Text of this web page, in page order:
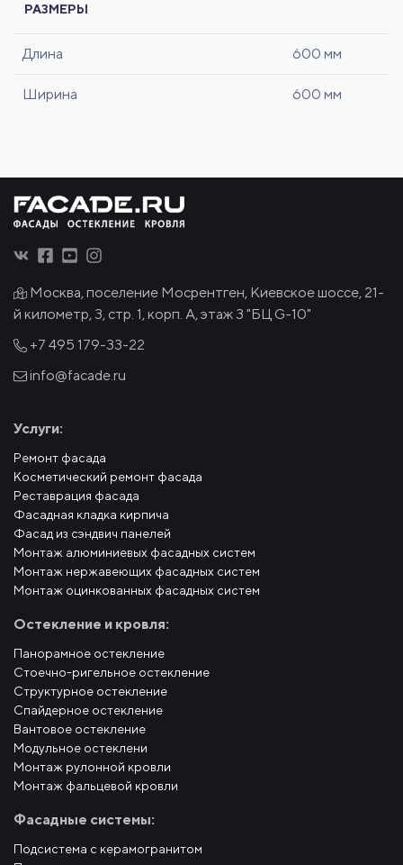
РАЗМЕРЫ
Длина 600 мм
Ширина 600 мм
Москва, поселение Мосрентген, Киевское шоссе, 21-
й километр, 3, стр. 1, корп. А, этаж 3 "БЦ G-10"
+7 495 179-33-22
info@facade.ru
Услуги:
Ремонт фасада
Косметический ремонт фасада
Реставрация фасада
Фасадная кладка кирпича
Фасад из сэндвич панелей
Монтаж алюминиевых фасадных систем
Монтаж нержавеющих фасадных систем
Монтаж оцинкованных фасадных систем
Остекление и кровля:
Панорамное остекление
Стоечно-ригельное остекление
Структурное остекление
Спайдерное остекление
Вантовое остекление
Модульное остеклени
Монтаж рулонной кровли
Монтаж фальцевой кровли
Фасадные системы:
Подсистема с керамогранитом